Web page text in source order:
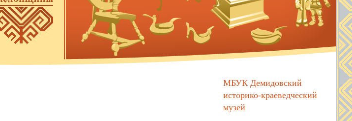
МБУК Демидовский
историко-краеведческий
музей